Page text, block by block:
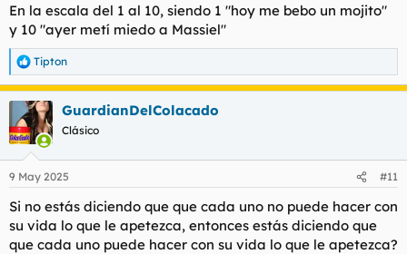
En la escala del 1 al 10, siendo 1 "hoy me bebo un mojito"
y 10 "ayer metí miedo a Massiel"
R
e
a
c
i
e
s
:
Tipton
GuardianDelColacado
Clásico
9 May 2025 #11
Si no estás diciendo que que cada uno no puede hacer con
su vida lo que le apetezca, entonces estás diciendo que
que cada uno puede hacer con su vida lo que le apetezca?